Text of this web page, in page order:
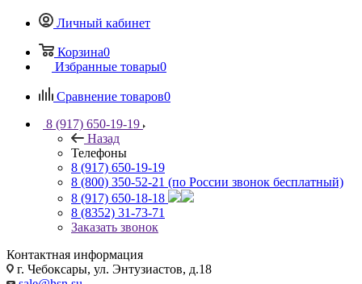
Личный кабинет
Корзина0
Избранные товары0
Сравнение товаров0
8 (917) 650-19-19
Назад
Телефоны
8 (917) 650-19-19
8 (800) 350-52-21 (по России звонок бесплатный)
8 (917) 650-18-18
8 (8352) 31-73-71
Заказать звонок
Контактная информация
г. Чебоксары, ул. Энтузиастов, д.18